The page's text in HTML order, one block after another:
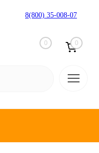
8(800) 35-008-07
0 0